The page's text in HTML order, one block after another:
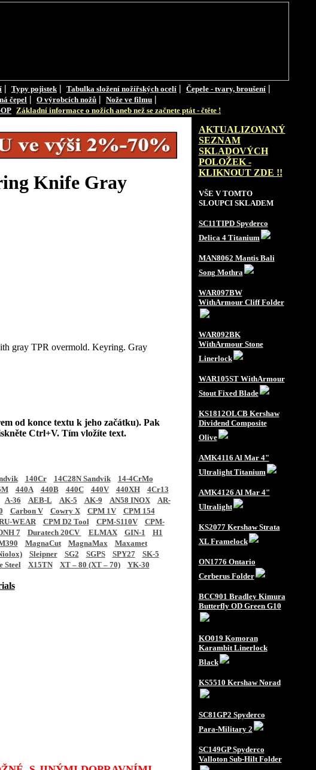
| Typy pojistek | Tabulka složení nožířských ocelí | Čepele - tvary, broušení |
čepel | O výrobcích nožů | Nože ve filmu |
Základní informace o nožích aneb než se začnete ptát - čtěte !
Knife Gray
gray TPR overmold. Keyring. Gray
od konce textu k jeho začátku). Pak
Ctrl+V. Tím vložíte text.
140Cr 14C28N Sandvik
14-4CrMo
440A 440B 440C 440V 440XH
4Cr13
A-36 AEB-L AK-5 AK-9 AN58 INOX
AR-
Carbon V Cowry X CPM 1V
CPM 154
WEAR CPM D2 Tool CPM-S110V
CPM-
7 Duratech 20CV ELMAX GIN-1
H1
MagnaCut MagnaMax
Maxamet
Sleipner SG2 SGPS SPY27
SK-5
Steel X15TN XT – 80 (XT – 70)
YK-30
AKTUALIZOVANÝ
SEZNAM
SKLADOVÝCH
POLOŽEK -
KLIKNOUT ZDE !!
VŠE V TOMTO
SLOUPCI SKLADEM
SC11TIPD Spyderco
Delica 4 Titanium
MAN8062 Mantis Bali
Song Mothra
WAR097BW
WithArmour Cliff Folder
WAR092BK
WithArmour Stone
Linerlock
WAR105ST WithArmour
Stout Fixed Blade
KS1812OLCB Kershaw
Dividend Composite
Olive
AMK4116 Al Mar 4"
Ultralight Titanium
AMK4126 Al Mar 4"
Ultralight
KS2077 Kershaw Strata
XL Framelock
ON1776 Ontario
Cerberus Folder
BCC901 Bradley Kimura
Butterfly OD Green G10
KO019 Komoran
Karambit Linerlock
Black
KS5510 Kershaw Norad
SC81GP2 Spyderco
Para-Military 2
SC149GP Spyderco
Valloton Sub-Hilt Folder